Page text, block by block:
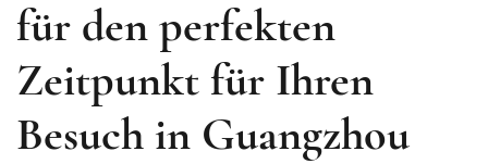
für den perfekten
Zeitpunkt für Ihren
Besuch in Guangzhou